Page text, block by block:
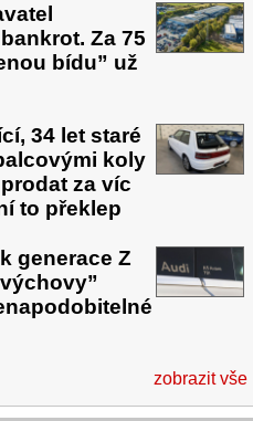
Za 75
bídu” už
34 let staré
koly
za víc
to překlep
generace Z
zobrazit vše